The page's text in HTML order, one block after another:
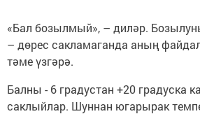
«Бал бозылмый», – диләр.
– дөрес сакламаганда аның
тәме үзгәрә.
Балны - 6 градустан +20 градуска
саклыйлар. Шуннан югарырак